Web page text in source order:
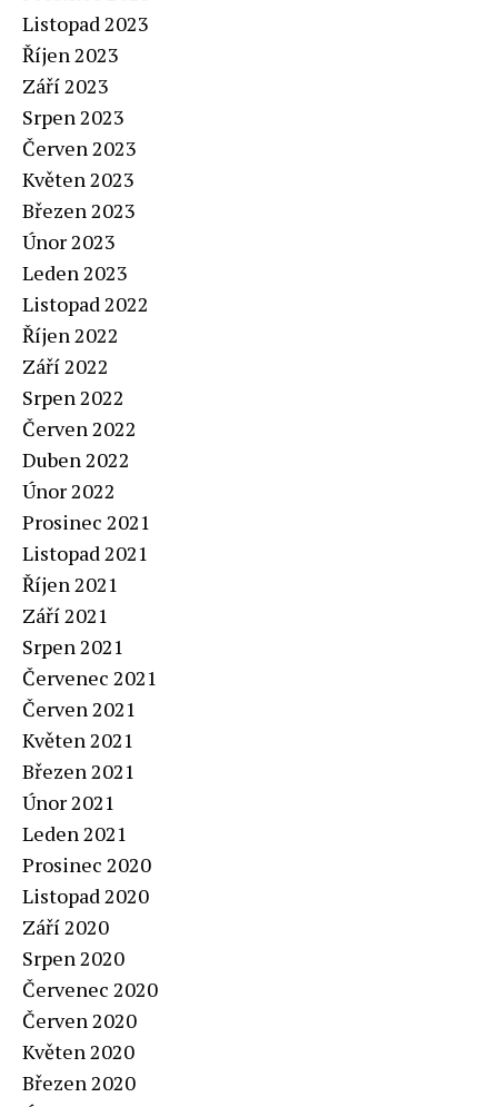
Listopad 2023
Říjen 2023
Září 2023
Srpen 2023
Červen 2023
Květen 2023
Březen 2023
Únor 2023
Leden 2023
Listopad 2022
Říjen 2022
Září 2022
Srpen 2022
Červen 2022
Duben 2022
Únor 2022
Prosinec 2021
Listopad 2021
Říjen 2021
Září 2021
Srpen 2021
Červenec 2021
Červen 2021
Květen 2021
Březen 2021
Únor 2021
Leden 2021
Prosinec 2020
Listopad 2020
Září 2020
Srpen 2020
Červenec 2020
Červen 2020
Květen 2020
Březen 2020